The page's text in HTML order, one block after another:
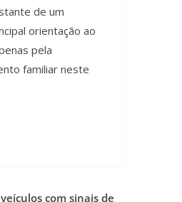
de um
orientação ao
pela
familiar neste
com sinais de